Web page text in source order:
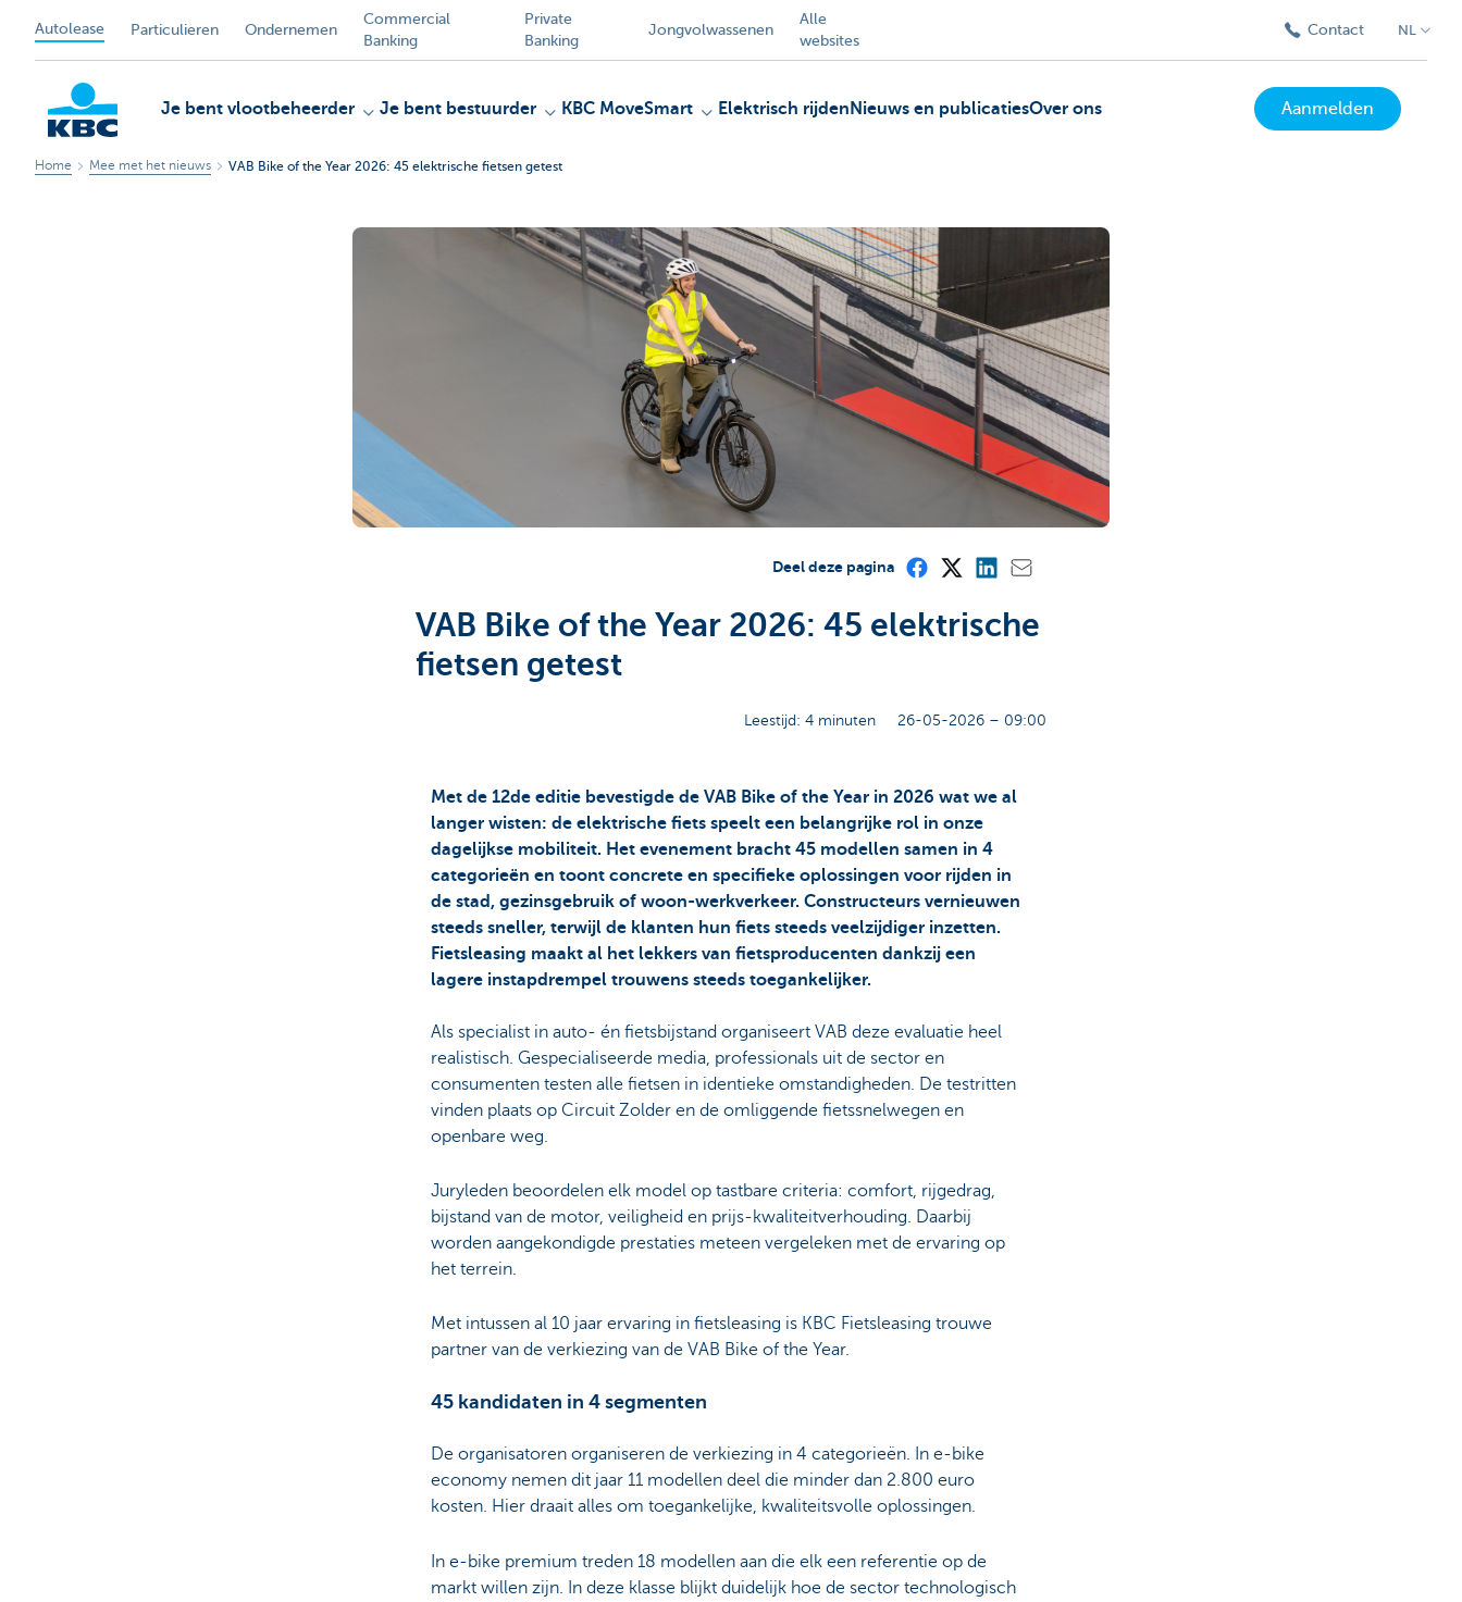
Autolease Particulieren Ondernemen
Commercial
Banking
Private
Banking
Jongvolwassenen
Alle
websites
Contact NL
Je bent vlootbeheerder Je bent bestuurder KBC MoveSmart Elektrisch rijden Nieuws en publicatiesOver ons Aanmelden
Home Mee met het nieuws VAB Bike of the Year 2026: 45 elektrische fietsen getest
Deel deze pagina
VAB Bike of the Year 2026: 45 elektrische
fietsen getest
Leestijd: 4 minuten 26-05-2026 – 09:00
Met de 12de editie bevestigde de VAB Bike of the Year in 2026 wat we al
langer wisten: de elektrische fiets speelt een belangrijke rol in onze
dagelijkse mobiliteit. Het evenement bracht 45 modellen samen in 4
categorieën en toont concrete en specifieke oplossingen voor rijden in
de stad, gezinsgebruik of woon-werkverkeer. Constructeurs vernieuwen
steeds sneller, terwijl de klanten hun fiets steeds veelzijdiger inzetten.
Fietsleasing maakt al het lekkers van fietsproducenten dankzij een
lagere instapdrempel trouwens steeds toegankelijker.
Als specialist in auto- én fietsbijstand organiseert VAB deze evaluatie heel
realistisch. Gespecialiseerde media, professionals uit de sector en
consumenten testen alle fietsen in identieke omstandigheden. De testritten
vinden plaats op Circuit Zolder en de omliggende fietssnelwegen en
openbare weg.
Juryleden beoordelen elk model op tastbare criteria: comfort, rijgedrag,
bijstand van de motor, veiligheid en prijs-kwaliteitverhouding. Daarbij
worden aangekondigde prestaties meteen vergeleken met de ervaring op
het terrein.
Met intussen al 10 jaar ervaring in fietsleasing is KBC Fietsleasing trouwe
partner van de verkiezing van de VAB Bike of the Year.
45 kandidaten in 4 segmenten
De organisatoren organiseren de verkiezing in 4 categorieën. In e-bike
economy nemen dit jaar 11 modellen deel die minder dan 2.800 euro
kosten. Hier draait alles om toegankelijke, kwaliteitsvolle oplossingen.
In e-bike premium treden 18 modellen aan die elk een referentie op de
markt willen zijn. In deze klasse blijkt duidelijk hoe de sector technologisch